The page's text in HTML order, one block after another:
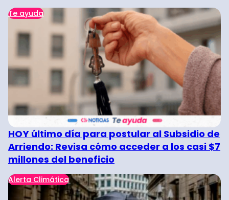
Te ayuda
HOY último día para postular al Subsidio de
Arriendo: Revisa cómo acceder a los casi $7
millones del beneficio
Alerta Climática